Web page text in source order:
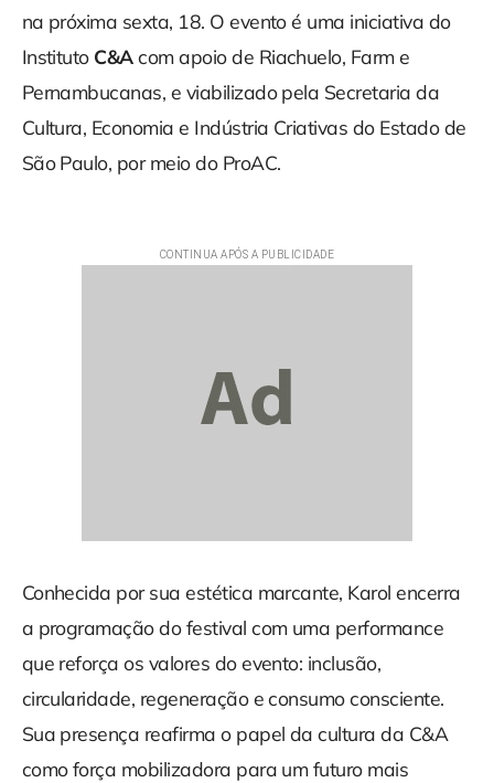
na próxima sexta, 18. O evento é uma iniciativa do
Instituto C&Acom apoio de Riachuelo, Farm e
Pernambucanas, e viabilizado pela Secretaria da
Cultura, Economia e Indústria Criativas do Estado de
São Paulo, por meio do ProAC.
Conhecida por sua estética marcante, Karol encerra
a programação do festival com uma performance
que reforça os valores do evento: inclusão,
circularidade, regeneração e consumo consciente.
Sua presença reafirma o papel da cultura da C&A
como força mobilizadora para um futuro mais